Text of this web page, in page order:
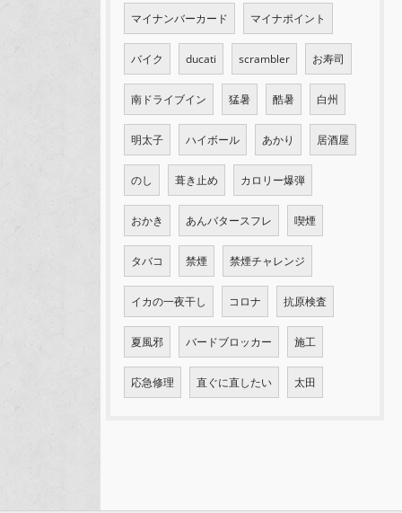
マイナンバーカード マイナポイント
バイク ducati scrambler お寿司
南ドライブイン 猛暑 酷暑 白州
明太子 ハイボール あかり 居酒屋
のし 葺き止め カロリー爆弾
おかき あんバタースフレ 喫煙
タバコ 禁煙 禁煙チャレンジ
イカの一夜干し コロナ 抗原検査
夏風邪 バードブロッカー 施工
応急修理 直ぐに直したい 太田